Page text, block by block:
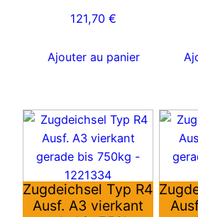
121,70€
Ajouter au panier
Zugdeichsel Typ R4
Ausf. A3 vierkant